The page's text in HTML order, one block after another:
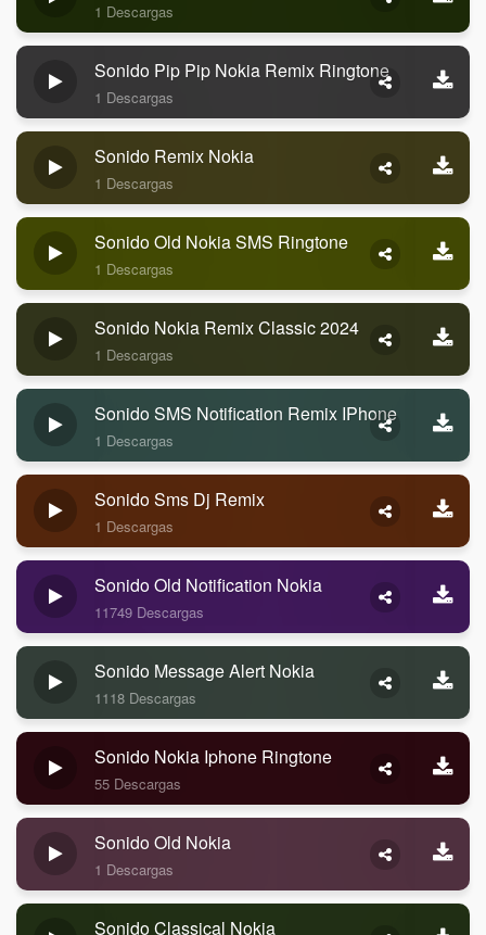
1 Descargas
Sonido Pip Pip Nokia Remix Ringtone
1 Descargas
Sonido Remix Nokia
1 Descargas
Sonido Old Nokia SMS Ringtone
1 Descargas
Sonido Nokia Remix Classic 2024
1 Descargas
Sonido SMS Notification Remix IPhone
1 Descargas
Sonido Sms Dj Remix
1 Descargas
Sonido Old Notification Nokia
11749 Descargas
Sonido Message Alert Nokia
1118 Descargas
Sonido Nokia Iphone Ringtone
55 Descargas
Sonido Old Nokia
1 Descargas
Sonido Classical Nokia